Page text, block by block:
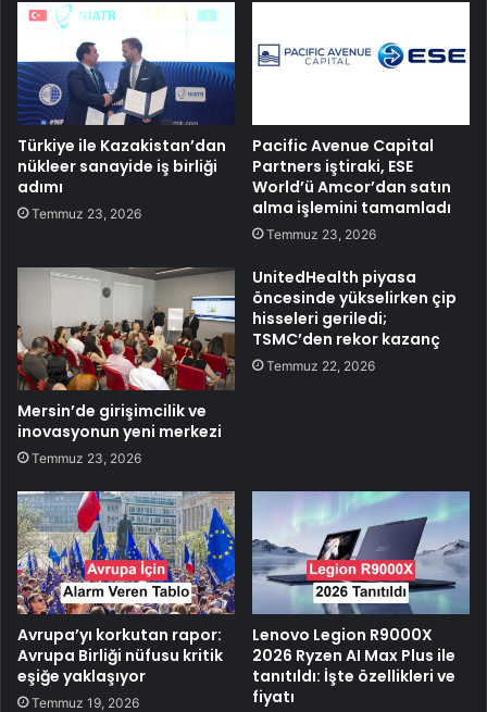
Türkiye ile Kazakistan’dan
nükleer sanayide iş birliği
adımı
Temmuz 23, 2026
Pacific Avenue Capital
Partners iştiraki, ESE
World’ü Amcor’dan satın
alma işlemini tamamladı
Temmuz 23, 2026
Mersin’de girişimcilik ve
inovasyonun yeni merkezi
Temmuz 23, 2026
UnitedHealth piyasa
öncesinde yükselirken çip
hisseleri geriledi;
TSMC’den rekor kazanç
Temmuz 22, 2026
Avrupa’yı korkutan rapor:
Avrupa Birliği nüfusu kritik
eşiğe yaklaşıyor
Temmuz 19, 2026
Lenovo Legion R9000X
2026 Ryzen AI Max Plus ile
tanıtıldı: İşte özellikleri ve
fiyatı